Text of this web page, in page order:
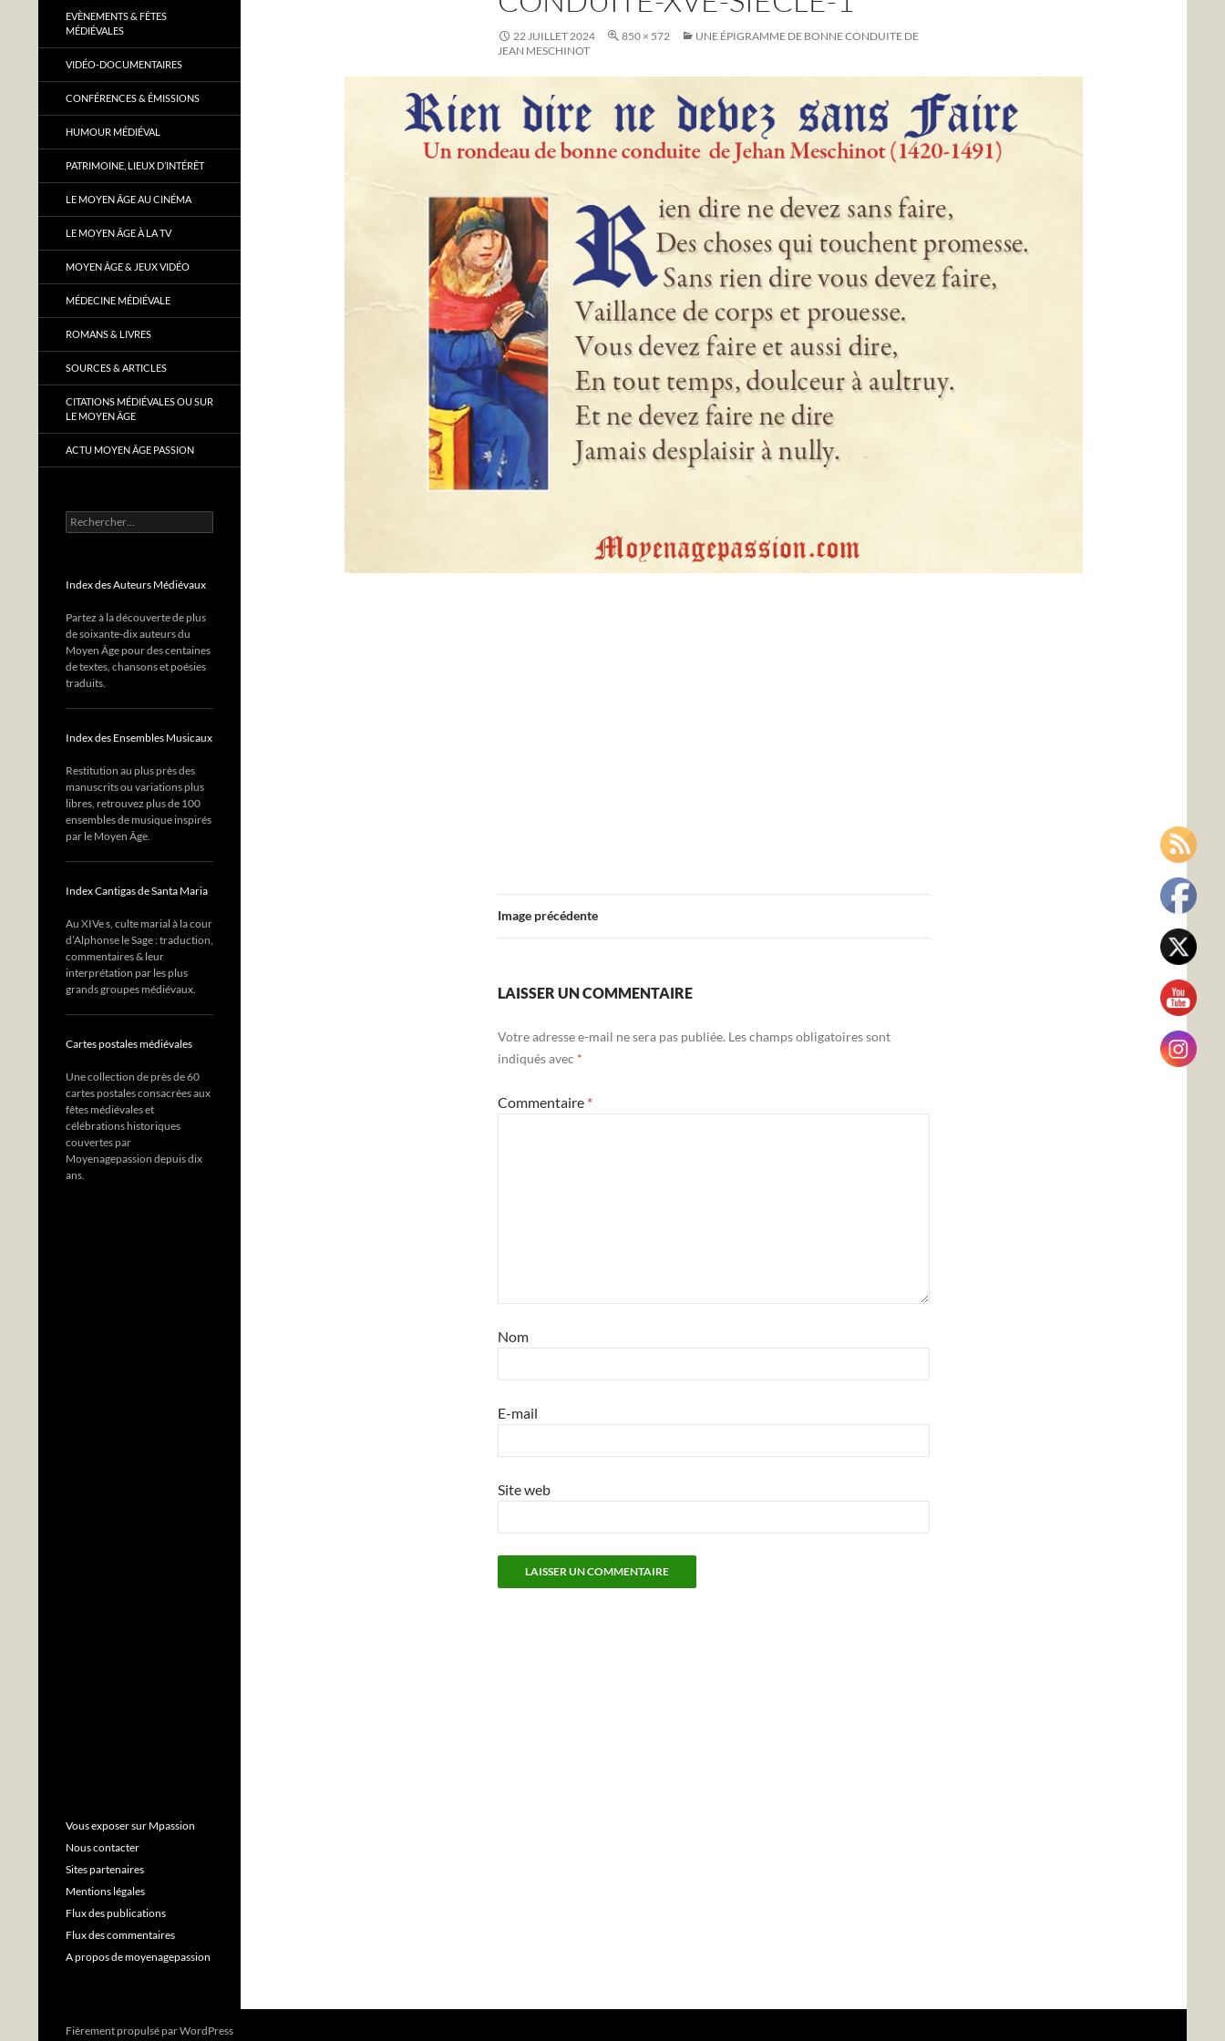
22 JUILLET 2024 850 × 572
UNE ÉPIGRAMME DE BONNE CONDUITE DE
JEAN MESCHINOT
Image précédente
LAISSER UN COMMENTAIRE
Votre adresse e-mail ne sera pas publiée. Les champs obligatoires sont
indiqués avec *
Commentaire *
Nom
E-mail
Site web
EVÈNEMENTS & FÊTES
MÉDIÉVALES
VIDÉO-DOCUMENTAIRES
CONFÉRENCES & ÉMISSIONS
HUMOUR MÉDIÉVAL
PATRIMOINE, LIEUX D’INTÉRÊT
LE MOYEN ÂGE AU CINÉMA
LE MOYEN ÂGE À LA TV
MOYEN ÂGE & JEUX VIDÉO
MÉDECINE MÉDIÉVALE
ROMANS & LIVRES
SOURCES & ARTICLES
CITATIONS MÉDIÉVALES OU SUR
LE MOYEN ÂGE
ACTU MOYEN ÂGE PASSION
Rechercher :
Index des Auteurs Médiévaux
Partez à la découverte de plus
de soixante-dix auteurs du
Moyen Âge pour des centaines
de textes, chansons et poésies
traduits.
Index des Ensembles Musicaux
Restitution au plus près des
manuscrits ou variations plus
libres, retrouvez plus de 100
ensembles de musique inspirés
par le Moyen Âge.
Index Cantigas de Santa Maria
Au XIVe s, culte marial à la cour
d’Alphonse le Sage : traduction,
commentaires & leur
interprétation par les plus
grands groupes médiévaux.
Cartes postales médiévales
Une collection de près de 60
cartes postales consacrées aux
fêtes médiévales et
célébrations historiques
couvertes par
Moyenagepassion depuis dix
ans.
Vous exposer sur Mpassion
Nous contacter
Sites partenaires
Mentions légales
Flux des publications
Flux des commentaires
A propos de moyenagepassion
Fièrement propulsé par WordPress